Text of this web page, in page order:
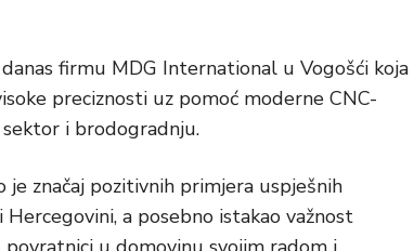
firmu MDG International u Vogošći koja
preciznosti uz pomoć moderne CNC-
i brodogradnju.
značaj pozitivnih primjera uspješnih
a posebno istakao važnost